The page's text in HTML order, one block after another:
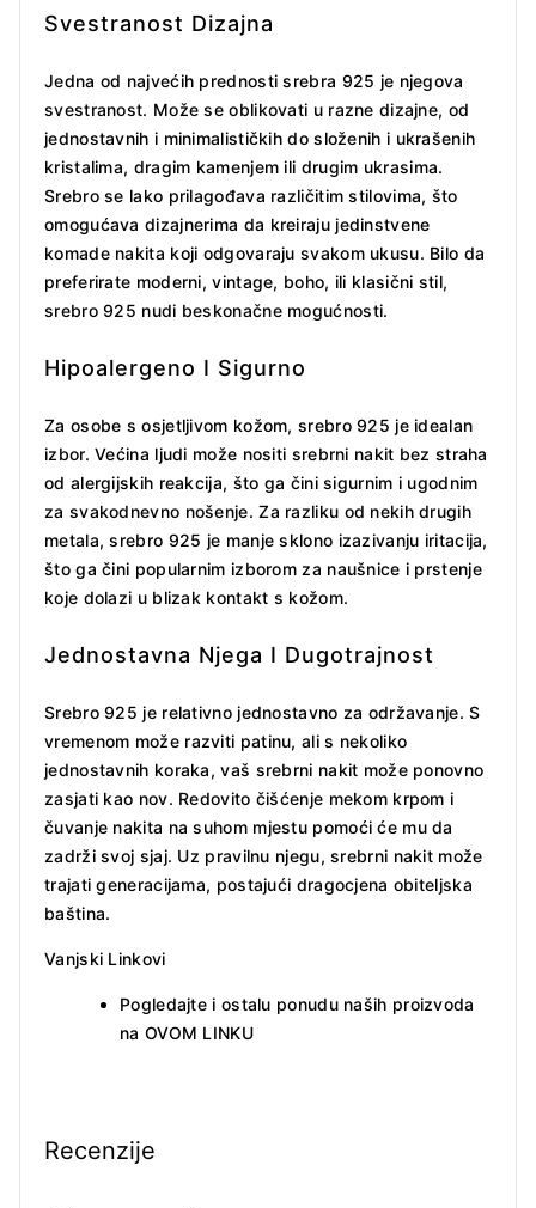
Svestranost Dizajna
Jedna od najvećih prednosti srebra 925 je njegova
svestranost. Može se oblikovati u razne dizajne, od
jednostavnih i minimalističkih do složenih i ukrašenih
kristalima, dragim kamenjem ili drugim ukrasima.
Srebro se lako prilagođava različitim stilovima, što
omogućava dizajnerima da kreiraju jedinstvene
komade nakita koji odgovaraju svakom ukusu. Bilo da
preferirate moderni, vintage, boho, ili klasični stil,
srebro 925 nudi beskonačne mogućnosti.
Hipoalergeno I Sigurno
Za osobe s osjetljivom kožom, srebro 925 je idealan
izbor. Većina ljudi može nositi srebrni nakit bez straha
od alergijskih reakcija, što ga čini sigurnim i ugodnim
za svakodnevno nošenje. Za razliku od nekih drugih
metala, srebro 925 je manje sklono izazivanju iritacija,
što ga čini popularnim izborom za naušnice i prstenje
koje dolazi u blizak kontakt s kožom.
Jednostavna Njega I Dugotrajnost
Srebro 925 je relativno jednostavno za održavanje. S
vremenom može razviti patinu, ali s nekoliko
jednostavnih koraka, vaš srebrni nakit može ponovno
zasjati kao nov. Redovito čišćenje mekom krpom i
čuvanje nakita na suhom mjestu pomoći će mu da
zadrži svoj sjaj. Uz pravilnu njegu, srebrni nakit može
trajati generacijama, postajući dragocjena obiteljska
baština.
Vanjski Linkovi
Pogledajte i ostalu ponudu naših proizvoda
na OVOM LINKU
Recenzije